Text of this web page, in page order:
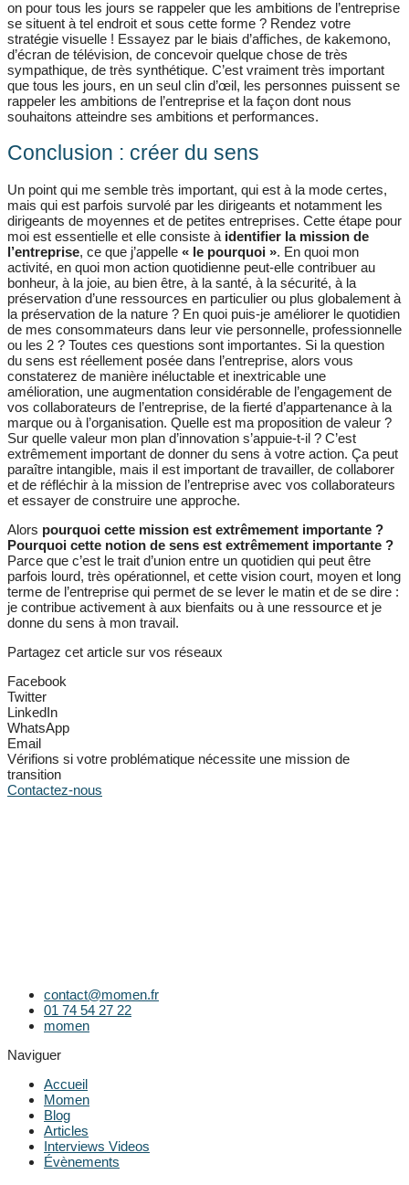
on pour tous les jours se rappeler que les ambitions de l’entreprise
se situent à tel endroit et sous cette forme ? Rendez votre
stratégie visuelle ! Essayez par le biais d’affiches, de kakemono,
d’écran de télévision, de concevoir quelque chose de très
sympathique, de très synthétique. C’est vraiment très important
que tous les jours, en un seul clin d’œil, les personnes puissent se
rappeler les ambitions de l’entreprise et la façon dont nous
souhaitons atteindre ses ambitions et performances.
Conclusion : créer du sens
Un point qui me semble très important, qui est à la mode certes,
mais qui est parfois survolé par les dirigeants et notamment les
dirigeants de moyennes et de petites entreprises. Cette étape pour
moi est essentielle et elle consiste à identifier la mission de
l’entreprise, ce que j’appelle « le pourquoi ». En quoi mon
activité, en quoi mon action quotidienne peut-elle contribuer au
bonheur, à la joie, au bien être, à la santé, à la sécurité, à la
préservation d’une ressources en particulier ou plus globalement à
la préservation de la nature ? En quoi puis-je améliorer le quotidien
de mes consommateurs dans leur vie personnelle, professionnelle
ou les 2 ? Toutes ces questions sont importantes. Si la question
du sens est réellement posée dans l’entreprise, alors vous
constaterez de manière inéluctable et inextricable une
amélioration, une augmentation considérable de l’engagement de
vos collaborateurs de l’entreprise, de la fierté d’appartenance à la
marque ou à l’organisation. Quelle est ma proposition de valeur ?
Sur quelle valeur mon plan d’innovation s’appuie-t-il ? C’est
extrêmement important de donner du sens à votre action. Ça peut
paraître intangible, mais il est important de travailler, de collaborer
et de réfléchir à la mission de l’entreprise avec vos collaborateurs
et essayer de construire une approche.
Alors pourquoi cette mission est extrêmement importante ?
Pourquoi cette notion de sens est extrêmement importante ?
Parce que c’est le trait d’union entre un quotidien qui peut être
parfois lourd, très opérationnel, et cette vision court, moyen et long
terme de l’entreprise qui permet de se lever le matin et de se dire :
je contribue activement à aux bienfaits ou à une ressource et je
donne du sens à mon travail.
Partagez cet article sur vos réseaux
Facebook
Twitter
LinkedIn
WhatsApp
Email
Vérifions si votre problématique nécessite une mission de
transition
Contactez-nous
contact@momen.fr
01 74 54 27 22
momen
Naviguer
Accueil
Momen
Blog
Articles
Interviews Videos
Évènements